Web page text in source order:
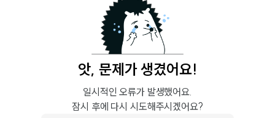
앗, 문제가 생겼어요!
일시적인 오류가 발생했어요.
잠시 후에 다시 시도해주시겠어요?